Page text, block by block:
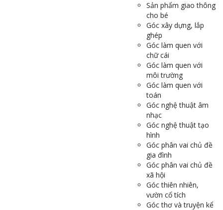
Sản phẩm giao thông
cho bé
Góc xây dựng, lắp
ghép
Góc làm quen với
chữ cái
Góc làm quen với
môi trường
Góc làm quen với
toán
Góc nghệ thuật âm
nhạc
Góc nghệ thuật tạo
hình
Góc phân vai chủ đề
gia đình
Góc phân vai chủ đề
xã hội
Góc thiên nhiên,
vườn cổ tích
Góc thơ và truyện kể